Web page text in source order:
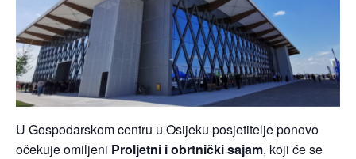
U Gospodarskom centru u Osijeku posjetitelje ponovo
očekuje omiljeni Proljetni i obrtnički sajam, koji će se